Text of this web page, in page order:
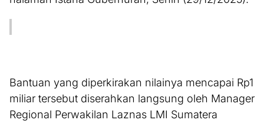
Bantuan yang diperkirakan nilainya mencapai Rp1
miliar tersebut diserahkan langsung oleh Manager
Regional Perwakilan Laznas LMI Sumatera